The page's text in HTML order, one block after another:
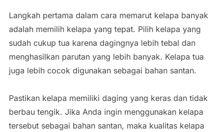
Langkah pertama dalam cara memarut kelapa banyak
adalah memilih kelapa yang tepat. Pilih kelapa yang
sudah cukup tua karena dagingnya lebih tebal dan
menghasilkan parutan yang lebih banyak. Kelapa tua
juga lebih cocok digunakan sebagai bahan santan.
Pastikan kelapa memiliki daging yang keras dan tidak
berbau tengik. Jika Anda ingin menggunakan kelapa
tersebut sebagai bahan santan, maka kualitas kelapa